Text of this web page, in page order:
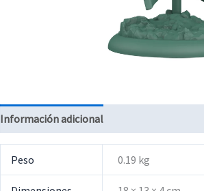
Información adicional
Peso 0.19 kg